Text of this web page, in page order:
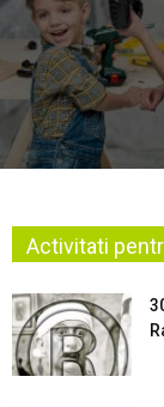
Activitati